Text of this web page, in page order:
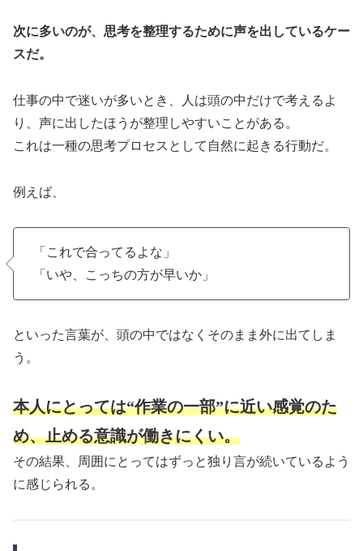
次に多いのが、思考を整理するために声を出しているケー
スだ。
仕事の中で迷いが多いとき、人は頭の中だけで考えるよ
り、声に出したほうが整理しやすいことがある。
これは一種の思考プロセスとして自然に起きる行動だ。
例えば、
「これで合ってるよな」
「いや、こっちの方が早いか」
といった言葉が、頭の中ではなくそのまま外に出てしま
う。
本人にとっては“作業の一部”に近い感覚のた
め、止める意識が働きにくい。
その結果、周囲にとってはずっと独り言が続いているよう
に感じられる。